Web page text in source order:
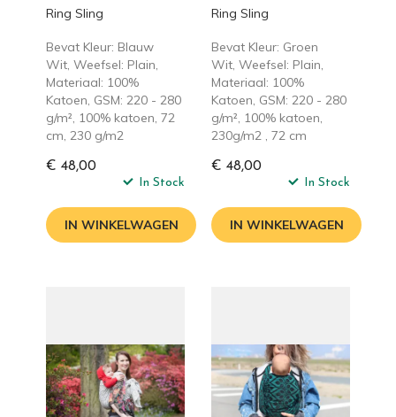
Ring Sling
Bevat Kleur: Blauw
Wit, Weefsel: Plain,
Materiaal: 100%
Katoen, GSM: 220 - 280
g/m², 100% katoen, 72
cm, 230 g/m2
€ 48,00
In Stock
IN WINKELWAGEN
Ring Sling
Bevat Kleur: Groen
Wit, Weefsel: Plain,
Materiaal: 100%
Katoen, GSM: 220 - 280
g/m², 100% katoen,
230g/m2 , 72 cm
€ 48,00
In Stock
IN WINKELWAGEN